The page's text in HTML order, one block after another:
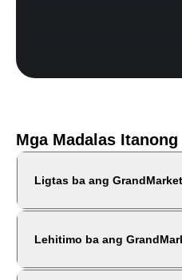
Mga Madalas Itanong
Ligtas ba ang
Lehitimo ba ang